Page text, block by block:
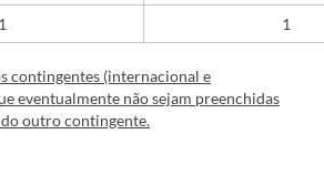
​1
1
contingentes (internacional e
eventualmente não sejam preenchidas
outro contingente.